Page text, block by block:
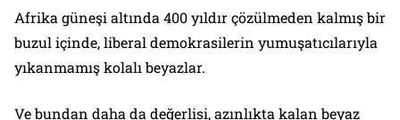
Afrika güneşi altında 400 yıldır çözülmeden kalmış bir
buzul içinde, liberal demokrasilerin yumuşatıcılarıyla
yıkanmamış kolalı beyazlar.
Ve bundan daha da değerlisi, azınlıkta kalan beyaz